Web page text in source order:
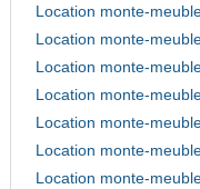
Location monte-
Location monte-
Location monte-
Location monte-
Location monte-
Location monte-
Location monte-